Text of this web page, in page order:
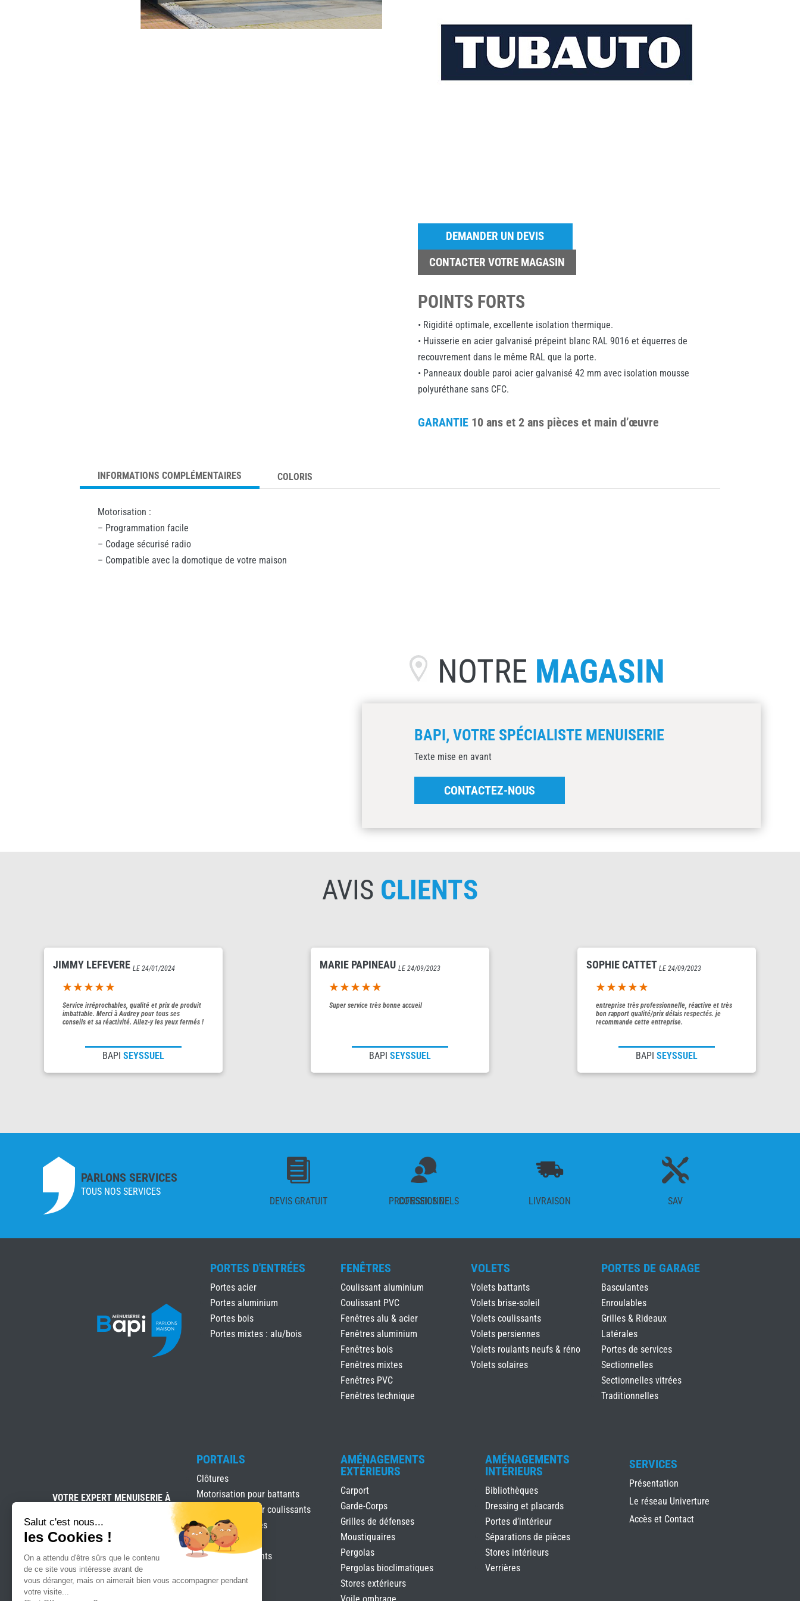
DEMANDER UN DEVIS
CONTACTER VOTRE MAGASIN
POINTS FORTS
• Rigidité optimale, excellente isolation thermique.
• Huisserie en acier galvanisé prépeint blanc RAL 9016 et équerres de
recouvrement dans le même RAL que la porte.
• Panneaux double paroi acier galvanisé 42 mm avec isolation mousse
polyuréthane sans CFC.
GARANTIE 10 ans et 2 ans pièces et main d’œuvre
INFORMATIONS COMPLÉMENTAIRES COLORIS
Motorisation :
– Programmation facile
– Codage sécurisé radio
– Compatible avec la domotique de votre maison
NOTRE MAGASIN
BAPI, VOTRE SPÉCIALISTE MENUISERIE
Texte mise en avant
CONTACTEZ-NOUS
AVIS CLIENTS
JIMMY LEFEVERE LE 24/01/2024
5out of 5
Service irréprochables, qualité et prix de produit
imbattable. Merci à Audrey pour tous ses
conseils et sa réactivité. Allez-y les yeux fermés !
BAPI SEYSSUEL
MARIE PAPINEAU LE 24/09/2023
5out of 5
Super service très bonne accueil
BAPI SEYSSUEL
SOPHIE CATTET LE 24/09/2023
5out of 5
entreprise très professionnelle, réactive et très
bon rapport qualité/prix délais respectés. je
recommande cette entreprise.
BAPI SEYSSUEL
PARLONS SERVICES
TOUS NOS SERVICES

DEVIS GRATUIT CONSEILS DE PROFESSIONNELS LIVRAISON

SAV
PORTES D'ENTRÉES
Portes acier
Portes aluminium
Portes bois
Portes mixtes : alu/bois
FENÊTRES
Coulissant aluminium
Coulissant PVC
Fenêtres alu & acier
Fenêtres aluminium
Fenêtres bois
Fenêtres mixtes
Fenêtres PVC
Fenêtres technique
VOLETS
Volets battants
Volets brise-soleil
Volets coulissants
Volets persiennes
Volets roulants neufs & réno
Volets solaires
PORTES DE GARAGE
Basculantes
Enroulables
Grilles & Rideaux
Latérales
Portes de services
Sectionnelles
Sectionnelles vitrées
Traditionnelles
VOTRE EXPERT MENUISERIE À
PORTAILS
Clôtures
Motorisation pour battants
Motorisation pour coulissants
Portails & clôtures
Portails Battants
Portails coulissants
AMÉNAGEMENTS
EXTÉRIEURS
Carport
Garde-Corps
Grilles de défenses
Moustiquaires
Pergolas
Pergolas bioclimatiques
Stores extérieurs
AMÉNAGEMENTS
INTÉRIEURS
Bibliothèques
Dressing et placards
Portes d’intérieur
Séparations de pièces
Stores intérieurs
Verrières
SERVICES
Présentation
Le réseau Univerture
Accès et Contact
Salut c'est nous...
les Cookies !
On a attendu d'être sûrs que le contenu
de ce site vous intéresse avant de
vous déranger, mais on aimerait bien vous accompagner pendant
votre visite...